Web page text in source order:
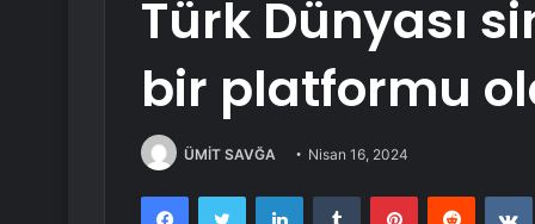
Türk Dünyası
bir platformu
ÜMİT SAVĞA Nisan 16, 2024
FacebookTwitter LinkedInTumblr PinterestReddit